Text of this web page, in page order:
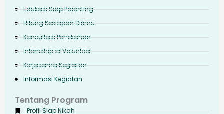
Edukasi Siap Parenting
Hitung Kesiapan Dirimu
Konsultasi Pernikahan
Internship or Volunteer
Kerjasama Kegiatan
Informasi Kegiatan
Tentang Program
Profil Siap Nikah